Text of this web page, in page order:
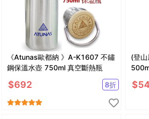
《Atunas歐都納 》A-K1607 不鏽
鋼保溫水壺 750ml 真空斷熱瓶
$692 8折
(登
$